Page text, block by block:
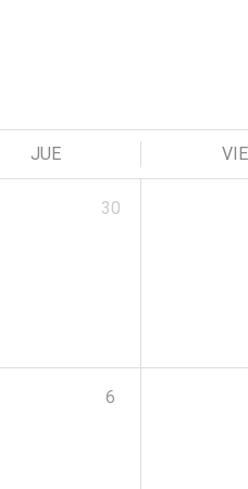
JUE VIE
30
6